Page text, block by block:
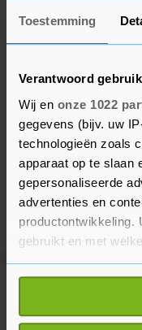
Toestemming
Verantwoord
Wij en onze 1022
gegevens (bijv. uw
technologieën zoals
apparaat op te slaan
gepersonaliseerde
advertenties en
productontwikkeling.
gebruikt en met
Als u het toestaat,
Informatie
locatie, die tot
Meer uit